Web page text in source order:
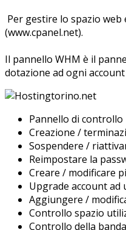
Per gestire lo spazio web
(www.cpanel.net).
Il pannello WHM è il
dotazione ad ogni
Pannello di
Creazione /
Sospendere /
Reimpostare la
Creare / modificare
Upgrade account
Aggiungere /
Controllo spazio
Controllo della